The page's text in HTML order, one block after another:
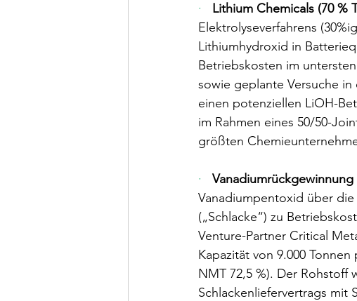
· Lithium Chemicals (70 %
Elektrolyseverfahrens
Lithiumhydroxid in
Betriebskosten im
sowie geplante Versuche
einen potenziellen LiOH-
im Rahmen eines 50/50-
größten
· Vanadiumrückgewinnung
Vanadiumpentoxid über
(„Schlacke“) zu
Venture-Partner Critical
Kapazität von 9.000
NMT 72,5 %). Der Rohstoff
Schlackenliefervertrags mit